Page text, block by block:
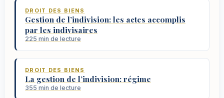
DROIT DES BIENS
Gestion de l’indivision: les actes accomplis
par les indivisaires
225 min de lecture
DROIT DES BIENS
La gestion de l’indivision: régime
355 min de lecture